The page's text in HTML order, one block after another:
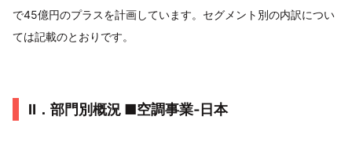
で45億円のプラスを計画しています。セグメント別の内訳につい
ては記載のとおりです。
Ⅱ．部門別概況 ■空調事業‐日本